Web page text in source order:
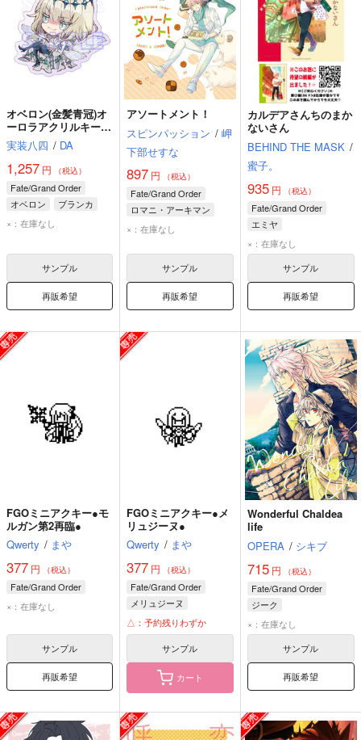
オベロン(金髪青冠)オ
ーロラアクリルキーホ
ルダー
実装八四 / DA
1,257 円 （税込）
Fate/Grand Order
オベロン
ブランカ
×：在庫なし
サンプル
再販希望
アソートメント！
スピンパッション / 岬
下部せすな
897 円 （税込）
Fate/Grand Order
ロマニ・アーキマン
ダビデ
×：在庫なし
サンプル
再販希望
カルデアさんちのまか
ないさん
BEHIND THE MASK /
蜜子。
935円 （税込）
Fate/Grand Order
エミヤ
マリー・アントワネット
アントニオ・サリエリ
×：在庫なし
サンプル
再販希望
FGOミニアクキー●モ
ルガン第2再臨●
Qwerty / まや
377 円 （税込）
Fate/Grand Order
×：在庫なし
サンプル
再販希望
FGOミニアクキー●メ
リュジーヌ●
Qwerty / まや
377 円 （税込）
Fate/Grand Order
メリュジーヌ
△：予約残りわずか
サンプル
カート
Wonderful Chaldea
life
OPERA / シキブ
715円 （税込）
Fate/Grand Order
ジーク
ジークフリート
クリームヒルト
×：在庫なし
サンプル
再販希望